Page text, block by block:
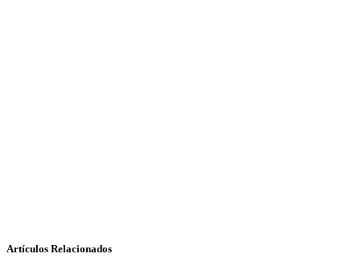
Artículos Relacionados